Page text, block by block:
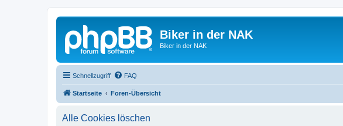
Biker in der NAK
Biker in der NAK
Schnellzugriff FAQ
Startseite Foren-Übersicht
Alle Cookies löschen